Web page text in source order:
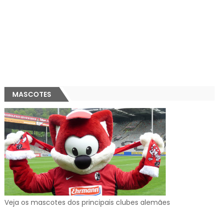
MASCOTES
Veja os mascotes dos principais clubes alemães